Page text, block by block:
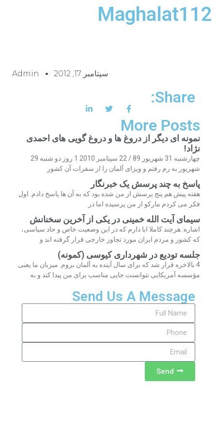
Maghalat112
سپتامبر 17, 2012 Admin
Share:
More Posts
نمونه ای دیگر از دروغ ها و دروغ گویی های احمدی
نژاد!
چهارشنبه 31 شهریور 89 / 22 سپتامبر 2010 1 روز دو شنبه 29
شهریور به رم رفتم و ویزای آلمان را از سفرات آن کشور
پاسخ به چند پرسش یک خبرنگار
هفته پیش هم پنج پرسش از من شده بود که به آن ها پاسخ دادم. اول
فکر می کردم مارکو از من پرسیده اما در
سیمای آیت الله خمینی در یکی از آخرین سخنانش
اشاره: هرچند کاملا ابا دارم که در این وضعیت خاص و حاد سیاسی،
که کشور و مردم ایران مورد تجاوز خارجی قرار گرفته اند و
جلسه تودیع در شهرداری کیوسی (کمونه)
4 بالاخره قرار شد که برای سال آینده به آلمان بروم. میزبان ما یعنی
مؤسسه آمریکایی نتوانست جایی مناسب برای من پیدا کند و به
Send Us A Message
Send